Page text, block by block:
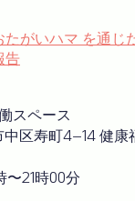
がいハマ を通じ
告
スペース
区寿町4−14 健康
21時00分